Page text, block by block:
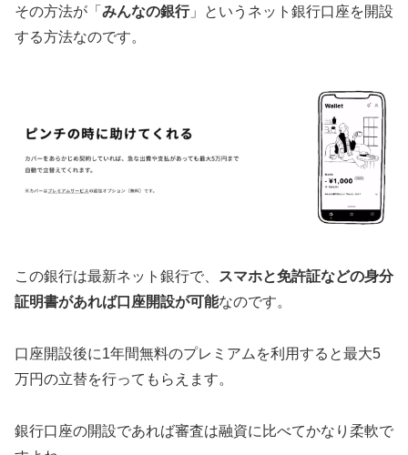
その方法が「 みんなの銀行」というネット銀行口座を開設
する方法なのです。
この銀行は最新ネット銀行で、
スマホと免許証などの身分
証明書があれば口座開設が可能なのです。
口座開設後に1年間無料のプレミアムを利用すると最大5
万円の立替を行ってもらえます。
銀行口座の開設であれば審査は融資に比べてかなり柔軟で